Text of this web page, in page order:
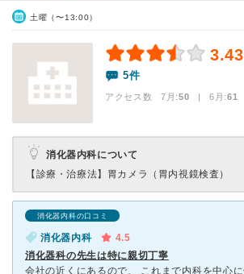
土曜（〜13:00）
3.43
5件
アクセス数 7月:50 | 6月:61
消化器内科について
【診療・治療法】 胃カメラ（胃内視鏡検査）
消化器内科の口コミ
消化器内科
4.5
消化器科の先生は特に親切丁寧